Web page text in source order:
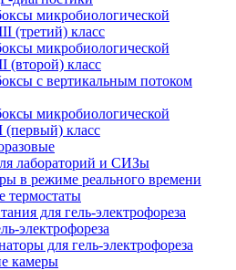
микробиологической
(третий) класс
микробиологической
(второй) класс
с вертикальным потоком
микробиологической
(первый) класс
лабораторий и СИЗы
в режиме реального времени
термостаты
для гель-электрофореза
электрофореза
для гель-электрофореза
камеры